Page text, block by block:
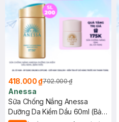
418.000 ₫702.000 ₫
Anessa
Sữa Chống Nắng Anessa
Dưỡng Da Kiềm Dầu 60ml (Bản